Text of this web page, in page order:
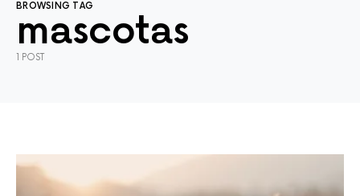
BROWSING TAG
mascotas
1 POST